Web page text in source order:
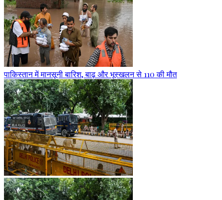
पाकिस्तान में मानसूनी बारिश, बाढ़ और भूस्खलन से 110 की मौत